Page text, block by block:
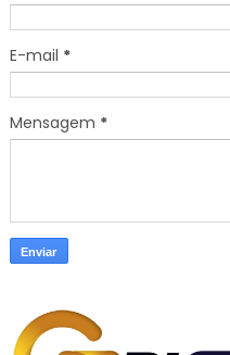
E-mail *
Mensagem *